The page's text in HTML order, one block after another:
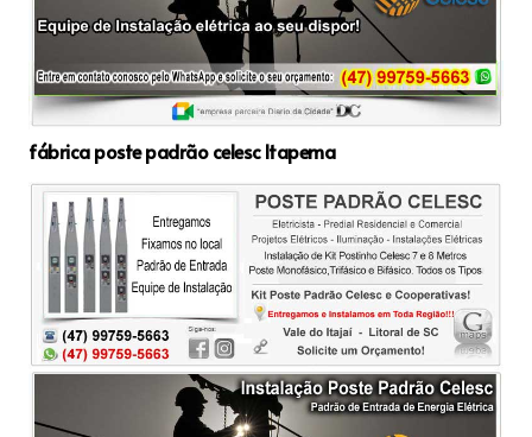
fábrica poste padrão celesc Itapema